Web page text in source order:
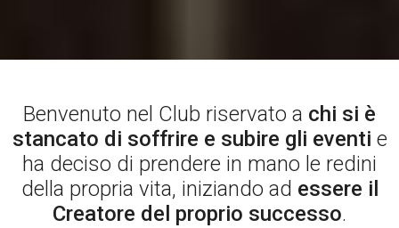
Benvenuto nel Club riservato a chi si è
stancato di soffrire e subire gli eventi e
ha deciso di prendere in mano le redini
della propria vita, iniziando ad essere il
Creatore del proprio successo.